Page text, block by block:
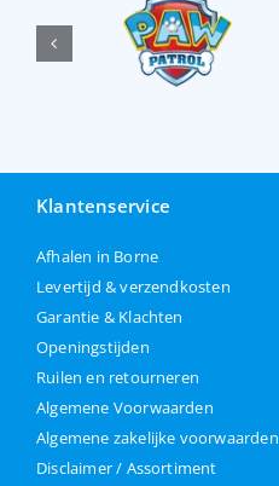
Klantenservice
Afhalen in Borne
Levertijd & verzendkosten
Garantie & Klachten
Openingstijden
Ruilen en retourneren
Algemene Voorwaarden
Algemene zakelijke voorwaarden
Disclaimer / Assortiment